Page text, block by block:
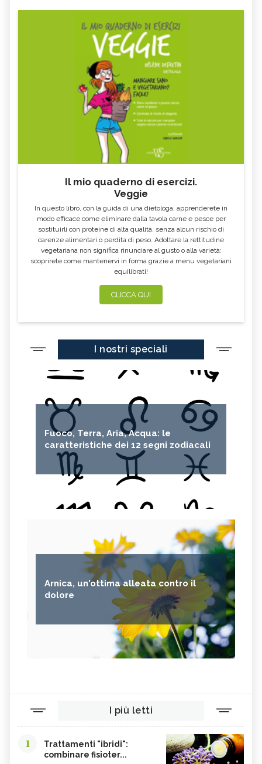
Il mio quaderno di esercizi.
Veggie
In questo libro, con la guida di una dietologa, apprenderete in
modo efficace come eliminare dalla tavola carne e pesce per
sostituirli con proteine di alta qualità, senza alcun rischio di
carenze alimentari o perdita di peso. Adottare la rettitudine
vegetariana non significa rinunciare al gusto o alla varietà:
scoprirete come mantenervi in forma grazie a menu vegetariani
equilibrati!
CLICCA QUI
I nostri speciali
Fuoco, Terra, Aria, Acqua: le
caratteristiche dei 12 segni zodiacali
Arnica, un'ottima alleata contro il
dolore
I più letti
1
Trattamenti "ibridi":
combinare fisioter...